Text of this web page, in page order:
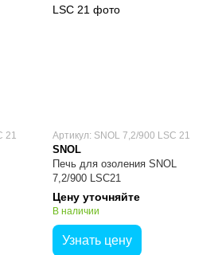
21 Артикул: SNOL 7,2/900 LSC 21
SNOL
Печь для озоления SNOL
7,2/900 LSC21
Цену уточняйте
В наличии
Узнать цену